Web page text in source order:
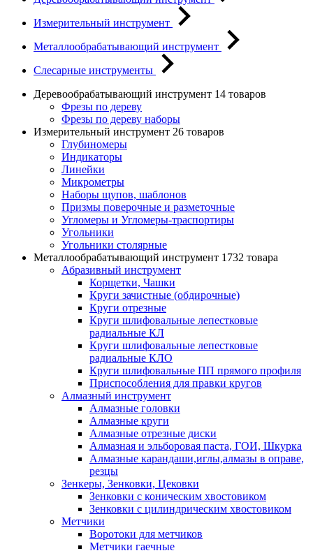
Измерительный инструмент
Металлообрабатывающий инструмент
Слесарные инструменты
Деревообрабатывающий инструмент 14 товаров
Фрезы по дереву
Фрезы по дереву наборы
Измерительный инструмент 26 товаров
Глубиномеры
Индикаторы
Линейки
Микрометры
Наборы щупов, шаблонов
Призмы поверочные и разметочные
Угломеры и Угломеры-траспортиры
Угольники
Угольники столярные
Металлообрабатывающий инструмент 1732 товара
Абразивный инструмент
Корщетки, Чашки
Круги зачистные (обдирочные)
Круги отрезные
Круги шлифовальные лепестковые
радиальные КЛ
Круги шлифовальные лепестковые
радиальные КЛО
Круги шлифовальные ПП прямого профиля
Приспособления для правки кругов
Алмазный инструмент
Алмазные головки
Алмазные круги
Алмазные отрезные диски
Алмазная и эльборовая паста, ГОИ, Шкурка
Алмазные карандаши,иглы,алмазы в оправе,
резцы
Зенкеры, Зенковки, Цековки
Зенковки с коническим хвостовиком
Зенковки с цилиндрическим хвостовиком
Метчики
Воротоки для метчиков
Метчики гаечные